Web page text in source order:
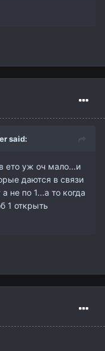
said:
ето уж оч мало...и
даются в связи
не по 1...а то когда
1 открыть